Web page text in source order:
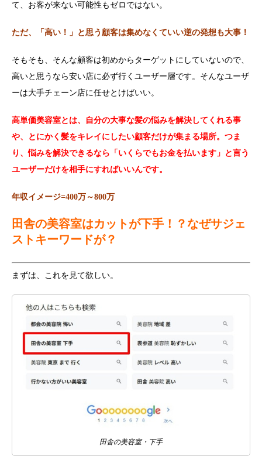
て、お客が来ない可能性もゼロではない。
ただ、「高い！」と思う顧客は集めなくていい逆の発想も大事！
そもそも、そんな顧客は初めからターゲットにしていないので、
高いと思うなら安い店に必ず行くユーザー層です。そんなユーザ
ーは大手チェーン店に任せとけばいい。
高単価美容室とは、自分の大事な髪の悩みを解決してくれる事
や、とにかく髪をキレイにしたい顧客だけが集まる場所。つま
り、悩みを解決できるなら「いくらでもお金を払います」と言う
ユーザーだけを相手にすればいいんです。
年収イメージ=400万～800万
田舎の美容室はカットが下手！？なぜサジェ
ストキーワードが？
まずは、これを見て欲しい。
田舎の美容室・下手